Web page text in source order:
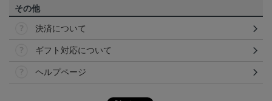
その他
決済について
ギフト対応について
ヘルプページ